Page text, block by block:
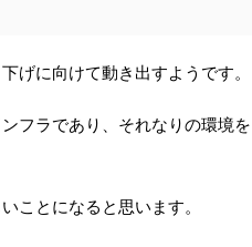
げに向けて動き出すようです。
フラであり、それなりの環境を
ことになると思います。